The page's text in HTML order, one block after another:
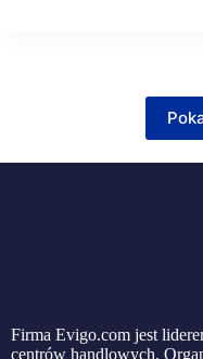
Firma Evigo.com jest
centrów handlowych.